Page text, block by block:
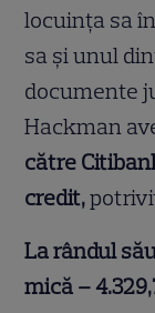
locuința sa
sa și unul
documente
Hackman
către
credit,
La rândul
mică –